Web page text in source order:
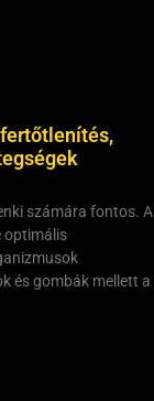
számára fontos. A
optimális
és gombák mellett a